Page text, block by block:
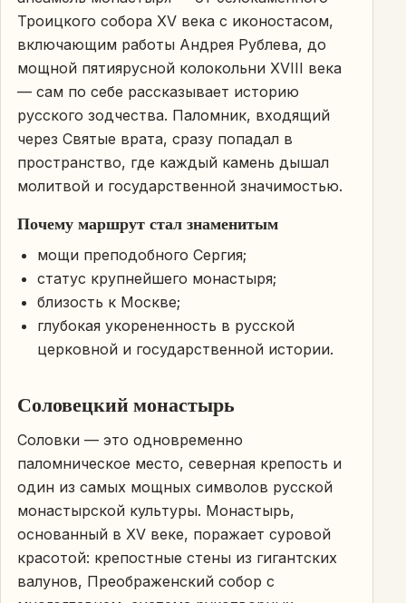
Троицкого собора XV века с иконостасом,
включающим работы Андрея Рублева, до
мощной пятиярусной колокольни XVIII века
— сам по себе рассказывает историю
русского зодчества. Паломник, входящий
через Святые врата, сразу попадал в
пространство, где каждый камень дышал
молитвой и государственной значимостью.
Почему маршрут стал знаменитым
мощи преподобного Сергия;
статус крупнейшего монастыря;
близость к Москве;
глубокая укорененность в русской
церковной и государственной истории.
Соловецкий монастырь
Соловки — это одновременно
паломническое место, северная крепость и
один из самых мощных символов русской
монастырской культуры. Монастырь,
основанный в XV веке, поражает суровой
красотой: крепостные стены из гигантских
валунов, Преображенский собор с